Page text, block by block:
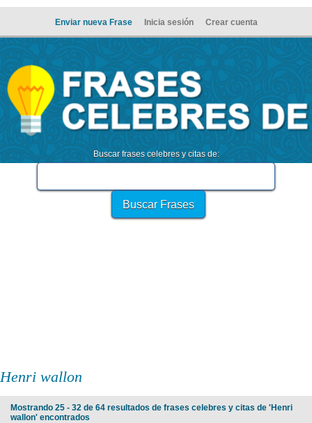
Enviar nueva Frase Inicia sesión Crear cuenta
Buscar frases celebres y citas de:
Henri wallon
Mostrando 25 - 32 de 64 resultados de frases celebres y citas de 'Henri
wallon' encontrados